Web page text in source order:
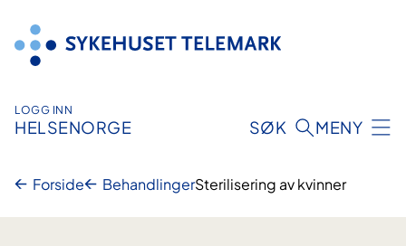
innhold
LOGG INN
HELSENORGE SØK MENY
Forside BehandlingerSterilisering av kvinner